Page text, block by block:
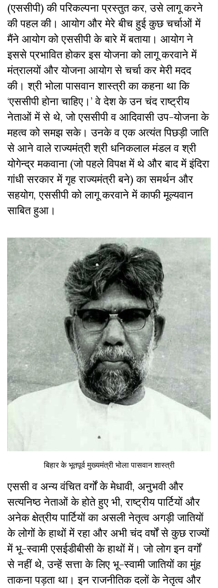
(एससीपी) की परिकल्पना प्रस्तुत कर, उसे लागू करने
की पहल की। आयोग और मेरे बीच हुई कुछ चर्चाओं में
मैंने आयोग को एससीपी के बारे में बताया। आयोग ने
इससे प्रभावित होकर इस योजना को लागू करवाने में
मंत्रालयों और योजना आयोग से चर्चा कर मेरी मदद
की। श्री भोला पासवान शास्त्री का कहना था कि
‘एससीपी होना चाहिए।’ वे देश के उन चंद राष्ट्रीय
नेताओं में से थे, जो एससीपी व आदिवासी उप-योजना के
महत्व को समझ सके। उनके व एक अत्यंत पिछड़ी जाति
से आने वाले राज्यमंत्री श्री धनिकलाल मंडल व श्री
योगेन्द्र मकवाना (जो पहले विपक्ष में थे और बाद में इंदिरा
गांधी सरकार में गृह राज्यमंत्री बने) का समर्थन और
सहयोग, एससीपी को लागू करवाने में काफी मूल्यवान
साबित हुआ।
बिहार के भूतपूर्व मुख्यमंत्री भोला पासवान शास्त्री
एससी व अन्य वंचित वर्गों के मेधावी, अनुभवी और
सत्यनिष्ठ नेताओं के होते हुए भी, राष्ट्रीय पार्टियों और
अनेक क्षेत्रीय पार्टियों का असली नेतृत्व अगड़ी जातियों
के लोगों के हाथों में रहा और अभी चंद वर्षों से कुछ राज्यों
में भू-स्वामी एसईडीबीसी के हाथों में। जो लोग इन वर्गाें
से नहीं थे, उन्हें सत्ता के लिए भू-स्वामी जातियों का मुंह
ताकना पड़ता था। इन राजनीतिक दलों के नेतृत्व और